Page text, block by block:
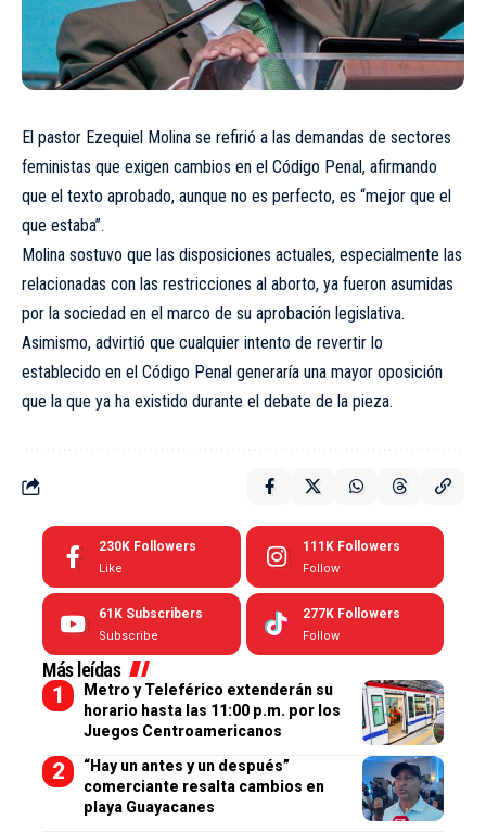
El pastor Ezequiel Molina se refirió a las demandas de sectores
feministas que exigen cambios en el Código Penal, afirmando
que el texto aprobado, aunque no es perfecto, es “mejor que el
que estaba”.
Molina sostuvo que las disposiciones actuales, especialmente las
relacionadas con las restricciones al aborto, ya fueron asumidas
por la sociedad en el marco de su aprobación legislativa.
Asimismo, advirtió que cualquier intento de revertir lo
establecido en el Código Penal generaría una mayor oposición
que la que ya ha existido durante el debate de la pieza.
230K Followers
Like
111K Followers
Follow
61K Subscribers
Subscribe
277K Followers
Follow
Más leídas
Metro y Teleférico extenderán su
horario hasta las 11:00 p.m. por los
Juegos Centroamericanos
“Hay un antes y un después”
comerciante resalta cambios en
playa Guayacanes